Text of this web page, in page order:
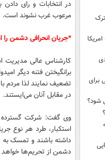
برای
شود؟
در انتخابات و رای
مرعوب غرب نشوند است.
*جریان انحرافی دشمن را
کارشناس عالی مدیریت
برانگیختن فتنه دیگر
تضعیف نمایند لذا مردم
در مقابل آنان می‌ایستند.
وی گفت: شرکت گسترده
استکبار، طرد هر نوع
داشته باشند و تمسک به
دشمن از تحریم‌ها خواهد